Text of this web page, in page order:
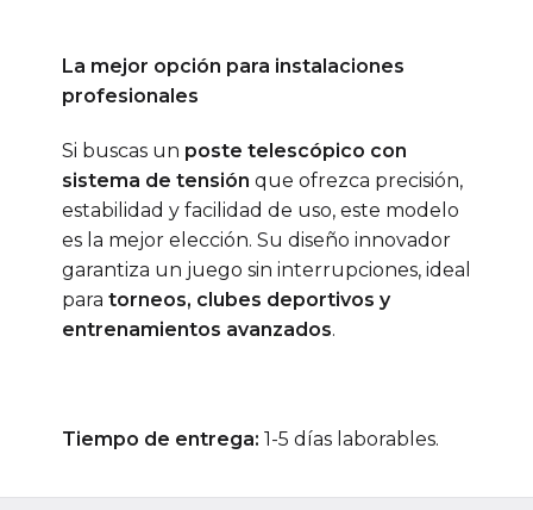
La mejor opción para instalaciones
profesionales
Si buscas un poste telescópico con
sistema de tensión que ofrezca precisión,
estabilidad y facilidad de uso, este modelo
es la mejor elección. Su diseño innovador
garantiza un juego sin interrupciones, ideal
para torneos, clubes deportivos y
entrenamientos avanzados.
Tiempo de entrega: 1-5 días laborables.